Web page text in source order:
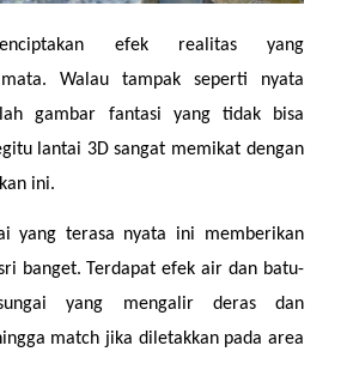
efek realitas yang
Walau tampak seperti nyata
gambar fantasi yang tidak bisa
lantai 3D sangat memikat dengan
ini.
yang terasa nyata ini memberikan
banget. Terdapat efek air dan batu-
yang mengalir deras dan
match jika diletakkan pada area